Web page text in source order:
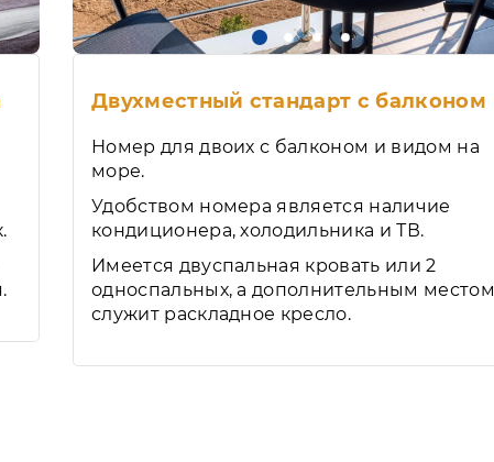
Двухместный стандарт с балконом
Номер для двоих с балконом и видом на
море.
Удобством номера является наличие
кондиционера, холодильника и ТВ.
Имеется двуспальная кровать или 2
односпальных, а дополнительным местом
служит раскладное кресло.